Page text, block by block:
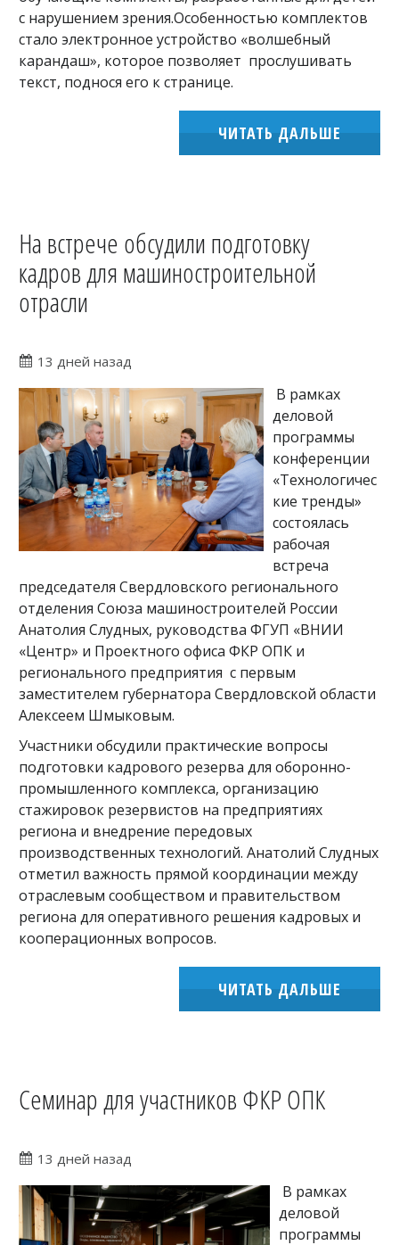
с нарушением зрения.Особенностью комплектов
стало электронное устройство «волшебный
карандаш», которое позволяет прослушивать
текст, поднося его к странице.
ЧИТАТЬ ДАЛЬШЕ
На встрече обсудили подготовку
кадров для машиностроительной
отрасли
13 дней назад
В рамках
деловой
программы
конференции
«Технологичес
кие тренды»
состоялась
рабочая
встреча
председателя Свердловского регионального
отделения Союза машиностроителей России
Анатолия Слудных, руководства ФГУП «ВНИИ
«Центр» и Проектного офиса ФКР ОПК и
регионального предприятия с первым
заместителем губернатора Свердловской области
Алексеем Шмыковым.
Участники обсудили практические вопросы
подготовки кадрового резерва для оборонно-
промышленного комплекса, организацию
стажировок резервистов на предприятиях
региона и внедрение передовых
производственных технологий. Анатолий Слудных
отметил важность прямой координации между
отраслевым сообществом и правительством
региона для оперативного решения кадровых и
кооперационных вопросов.
ЧИТАТЬ ДАЛЬШЕ
Семинар для участников ФКР ОПК
13 дней назад
В рамках
деловой
программы